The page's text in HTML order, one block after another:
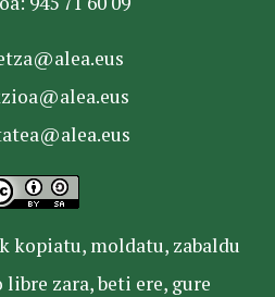
kopiatu, moldatu, zabaldu
zara, beti ere, gure